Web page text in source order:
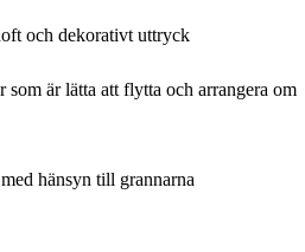
och dekorativt uttryck
är lätta att flytta och arrangera om
hänsyn till grannarna